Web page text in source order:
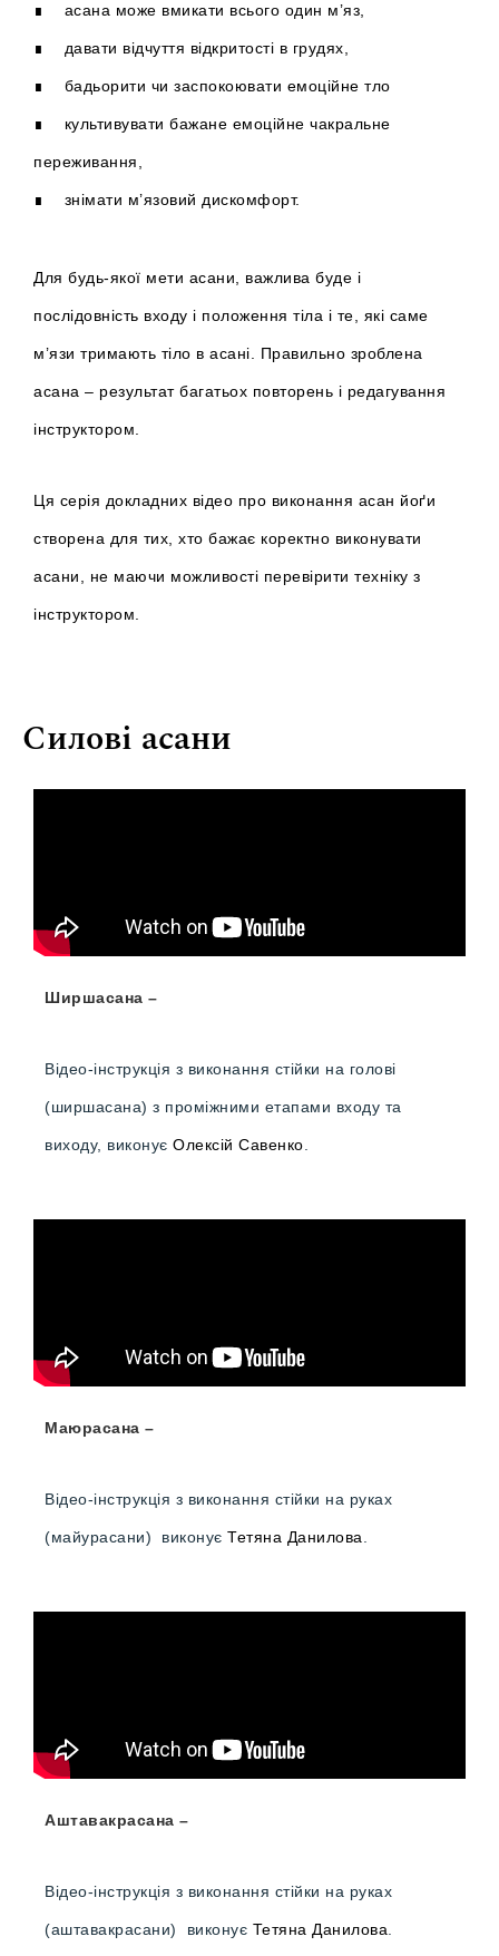
∎ асана може вмикати всього один м’яз,
∎ давати відчуття відкритості в грудях,
∎ бадьорити чи заспокоювати емоційне тло
∎ культивувати бажане емоційне чакральне
переживання,
∎ знімати м’язовий дискомфорт.
Для будь-якої мети асани, важлива буде і
послідовність входу і положення тіла і те, які саме
м’язи тримають тіло в асані. Правильно зроблена
асана – результат багатьох повторень і редагування
інструктором.
Ця серія докладних відео про виконання асан йоґи
створена для тих, хто бажає коректно виконувати
асани, не маючи можливості перевірити техніку з
інструктором.
Силові асани
Ширшасана –
Відео-інструкція з виконання стійки на голові
(ширшасана) з проміжними етапами входу та
виходу, виконує Олексій Савенко.
Маюрасана –
Відео-інструкція з виконання стійки на руках
(майурасани) виконує Тетяна Данилова.
Аштавакрасана –
Відео-інструкція з виконання стійки на руках
(аштавакрасани) виконує Тетяна Данилова.